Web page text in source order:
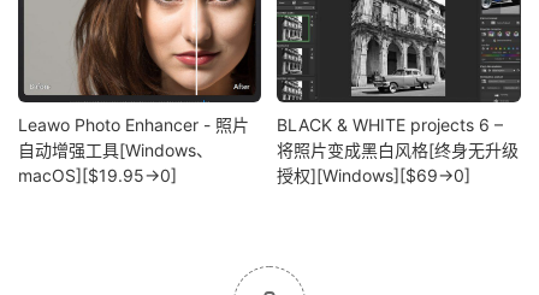
Leawo Photo Enhancer - 照片
自动增强工具[Windows、
macOS][$19.95→0]
BLACK & WHITE projects 6 –
将照片变成黑白风格[终身无升级
授权][Windows][$69→0]